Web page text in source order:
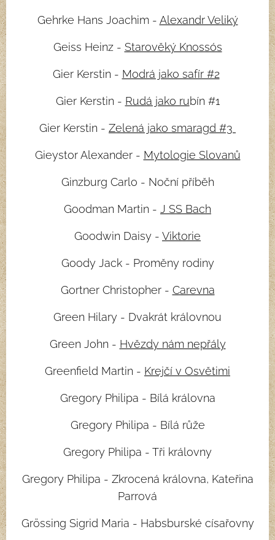
Gehrke Hans Joachim - Alexandr Veliký
Geiss Heinz - Starověký Knossós
Gier Kerstin - Modrá jako safír #2
Gier Kerstin - Rudá jako rubín #1
Gier Kerstin - Zelená jako smaragd #3
Gieystor Alexander - Mytologie Slovanů
Ginzburg Carlo - Noční příběh
Goodman Martin - J SS Bach
Goodwin Daisy - Viktorie
Goody Jack - Proměny rodiny
Gortner Christopher - Carevna
Green Hilary - Dvakrát královnou
Green John - Hvězdy nám nepřály
Greenfield Martin - Krejčí v Osvětimi
Gregory Philipa - Bílá královna
Gregory Philipa - Bílá růže
Gregory Philipa - Tři královny
Gregory Philipa - Zkrocená královna, Kateřina
Parrová
Grössing Sigrid Maria - Habsburské císařovny